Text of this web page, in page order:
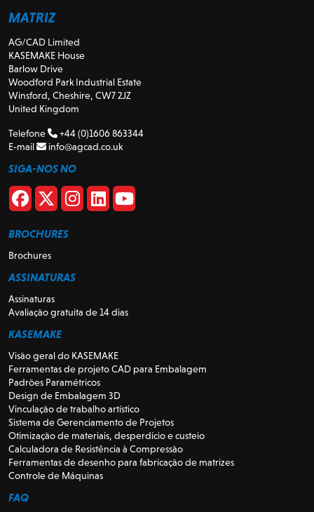
MATRIZ
AG/CAD Limited
KASEMAKE House
Barlow Drive
Woodford Park Industrial Estate
Winsford, Cheshire, CW7 2JZ
United Kingdom
Telefone
+44 (0)1606 863344
E-mail
info@agcad.co.uk
SIGA-NOS NO
BROCHURES
Brochures
ASSINATURAS
Assinaturas
Avaliação gratuita de 14 dias
KASEMAKE
Visão geral do KASEMAKE
Ferramentas de projeto CAD para Embalagem
Padrões Paramétricos
Design de Embalagem 3D
Vinculação de trabalho artístico
Sistema de Gerenciamento de Projetos
Otimização de materiais, desperdício e custeio
Calculadora de Resistência à Compressão
Ferramentas de desenho para fabricação de matrizes
Controle de Máquinas
FAQ